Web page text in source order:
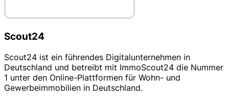
Scout24
Scout24 ist ein führendes Digitalunternehmen in
Deutschland und betreibt mit ImmoScout24 die Nummer
1 unter den Online-Plattformen für Wohn- und
Gewerbeimmobilien in Deutschland.